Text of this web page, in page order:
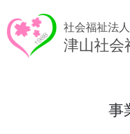
社会福祉法人
津山社会
事